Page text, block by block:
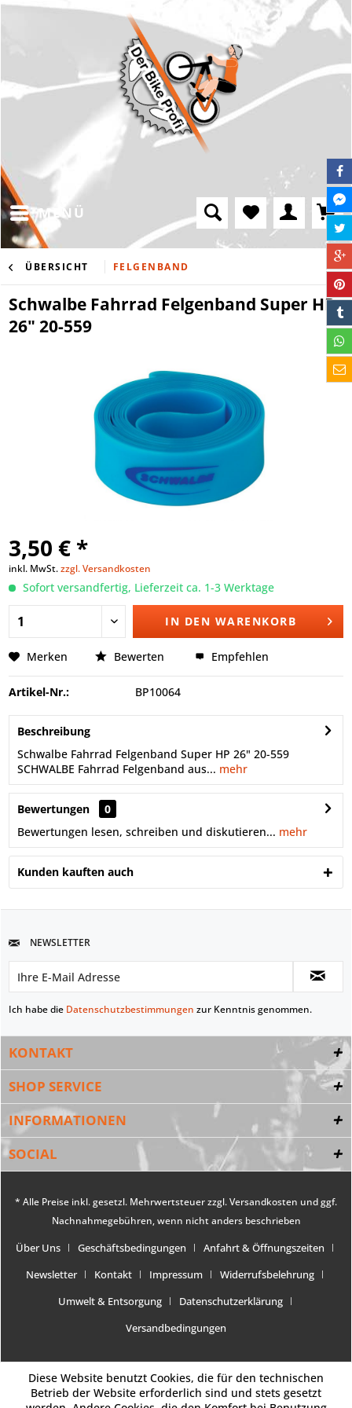
MENÜ
ÜBERSICHT FELGENBAND
Schwalbe Fahrrad Felgenband Super HP
26" 20-559
3,50 € *
inkl. MwSt.zzgl. Versandkosten
Sofort versandfertig, Lieferzeit ca. 1-3 Werktage
IN DEN WARENKORB
Merken Bewerten Empfehlen
Artikel-Nr.: BP10064
Beschreibung
Schwalbe Fahrrad Felgenband Super HP 26" 20-559
SCHWALBE Fahrrad Felgenband aus... mehr
Bewertungen
0
Bewertungen lesen, schreiben und diskutieren... mehr
Kunden kauften auch
NEWSLETTER
Ich habe die Datenschutzbestimmungen zur Kenntnis genommen.
KONTAKT
SHOP SERVICE
INFORMATIONEN
SOCIAL
* Alle Preise inkl. gesetzl. Mehrwertsteuer zzgl.Versandkosten und ggf.
Nachnahmegebühren, wenn nicht anders beschrieben
Über Uns Geschäftsbedingungen
Anfahrt & Öffnungszeiten
Newsletter
Kontakt Impressum
Widerrufsbelehrung
Umwelt & Entsorgung
Datenschutzerklärung
Versandbedingungen
Diese Website benutzt Cookies, die für den technischen
Betrieb der Website erforderlich sind und stets gesetzt